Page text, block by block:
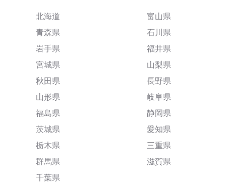
北海道
青森県
岩手県
宮城県
秋田県
山形県
福島県
茨城県
栃木県
群馬県
千葉県
富山県
石川県
福井県
山梨県
長野県
岐阜県
静岡県
愛知県
三重県
滋賀県